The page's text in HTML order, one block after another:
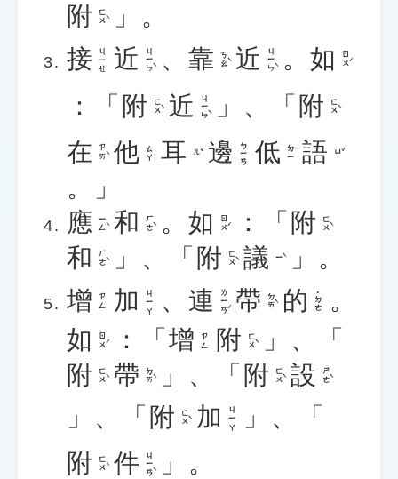
附 ㄈㄨˋ
」。
接 ㄐㄧㄝ 近 ㄐㄧㄣˋ 、 靠 ㄎㄠˋ 近 ㄐㄧㄣˋ 。 如 ㄖㄨˊ
：「 附 ㄈㄨˋ 近 ㄐㄧㄣˋ 」、「 附 ㄈㄨˋ
在 ㄗㄞˋ 他 ㄊㄚ 耳 ㄦˇ 邊 ㄅㄧㄢ 低 ㄉㄧ 語 ㄩˇ
。」
應 ㄧㄥˋ 和 ㄏㄜˋ 。 如 ㄖㄨˊ ：「 附 ㄈㄨˋ
和 ㄏㄜˋ 」、「 附 ㄈㄨˋ 議 ㄧˋ
」。
增 ㄗㄥ 加 ㄐㄧㄚ 、 連 ㄌㄧㄢˊ 帶 ㄉㄞˋ 的 ˙ㄉㄜ 。
如 ㄖㄨˊ ：「 增 ㄗㄥ 附 ㄈㄨˋ
」、「
附 ㄈㄨˋ 帶 ㄉㄞˋ 」、「 附 ㄈㄨˋ 設 ㄕㄜˋ
」、「 附 ㄈㄨˋ 加 ㄐㄧㄚ
」、「
附 ㄈㄨˋ 件 ㄐㄧㄢˋ 」。